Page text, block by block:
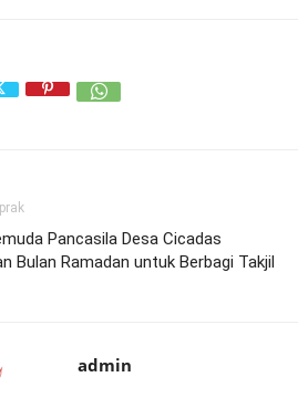
Pancasila Desa Cicadas
Bulan Ramadan untuk Berbagi Takjil
admin